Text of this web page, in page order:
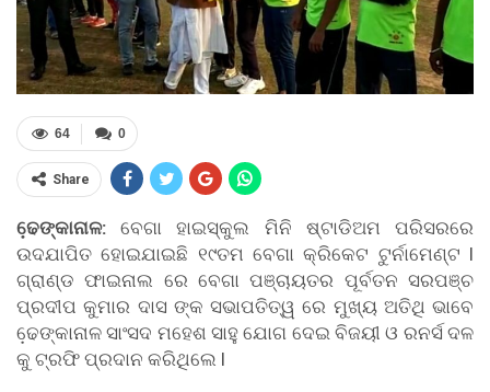
0
64
Share
ଢେ଼ଙ୍କାନାଳ: ବେଗା ହାଇସ୍କୁଲ ମିନି ଷ୍ଟାଡିଅମ ପରିସରରେ
ଉଦଯାପିତ ହୋଇଯାଇଛି ୧୯ତମ ବେଗା କ୍ରିକେଟ ଟୁର୍ନାମେଣ୍ଟ l
ଗ୍ରାଣ୍ଡ ଫାଇନାଲ ରେ ବେଗା ପଞ୍ଚାୟତର ପୂର୍ବତନ ସରପଞ୍ଚ
ପ୍ରଦୀପ କୁମାର ଦାସ ଙ୍କ ସଭାପତିତ୍ୱ ରେ ମୁଖ୍ୟ ଅତିଥି ଭାବେ
ଢେ଼ଙ୍କାନାଳ ସାଂସଦ ମହେଶ ସାହୁ ଯୋଗ ଦେଇ ବିଜୟୀ ଓ ରନର୍ସ ଦଳ
କୁ ଟ୍ରଫି ପ୍ରଦାନ କରିଥିଲେ l